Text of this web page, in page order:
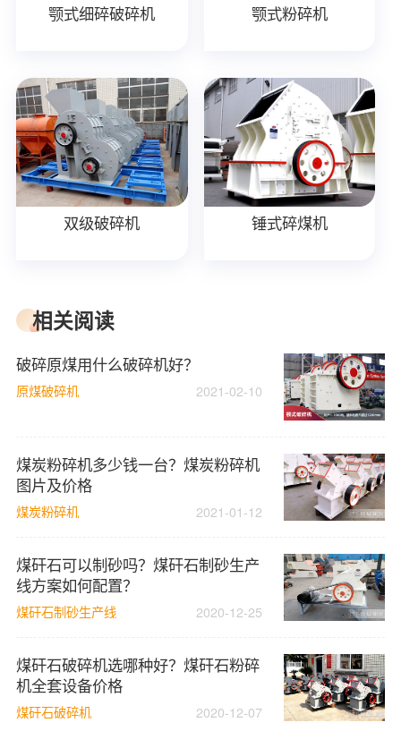
颚式细碎破碎机 颚式粉碎机
双级破碎机 锤式碎煤机
相关阅读
破碎原煤用什么破碎机好？
原煤破碎机 2021-02-10
煤炭粉碎机多少钱一台？煤炭粉碎机
图片及价格
煤炭粉碎机 2021-01-12
煤矸石可以制砂吗？煤矸石制砂生产
线方案如何配置？
煤矸石制砂生产线 2020-12-25
煤矸石破碎机选哪种好？煤矸石粉碎
机全套设备价格
煤矸石破碎机 2020-12-07